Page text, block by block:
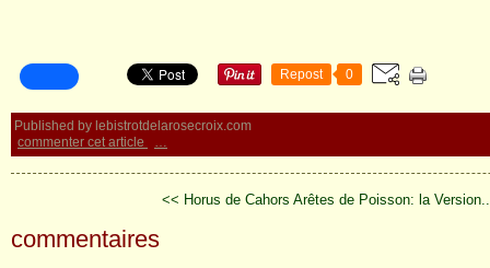
Repost 0
Published by lebistrotdelarosecroix.com
commenter cet article
…
<< Horus de Cahors Arêtes de Poisson: la
commentaires